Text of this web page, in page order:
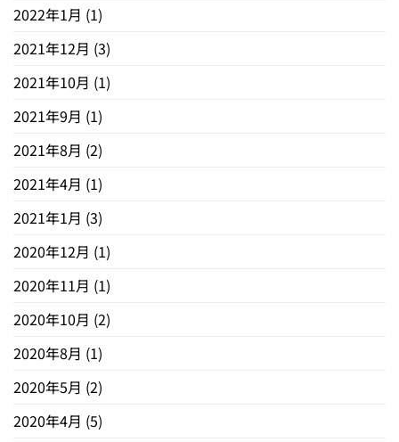
2022年1月 (1)
2021年12月 (3)
2021年10月 (1)
2021年9月 (1)
2021年8月 (2)
2021年4月 (1)
2021年1月 (3)
2020年12月 (1)
2020年11月 (1)
2020年10月 (2)
2020年8月 (1)
2020年5月 (2)
2020年4月 (5)